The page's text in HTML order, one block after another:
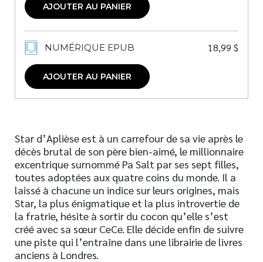
AJOUTER AU PANIER
NUMÉRIQUE EPUB 18,99 $
AJOUTER AU PANIER
Star d’Aplièse est à un carrefour de sa vie après le
décès brutal de son père bien-aimé, le millionnaire
excentrique surnommé Pa Salt par ses sept filles,
toutes adoptées aux quatre coins du monde. Il a
laissé à chacune un indice sur leurs origines, mais
Star, la plus énigmatique et la plus introvertie de
la fratrie, hésite à sortir du cocon qu’elle s’est
créé avec sa sœur CeCe. Elle décide enfin de suivre
une piste qui l’entraîne dans une librairie de livres
anciens à Londres.